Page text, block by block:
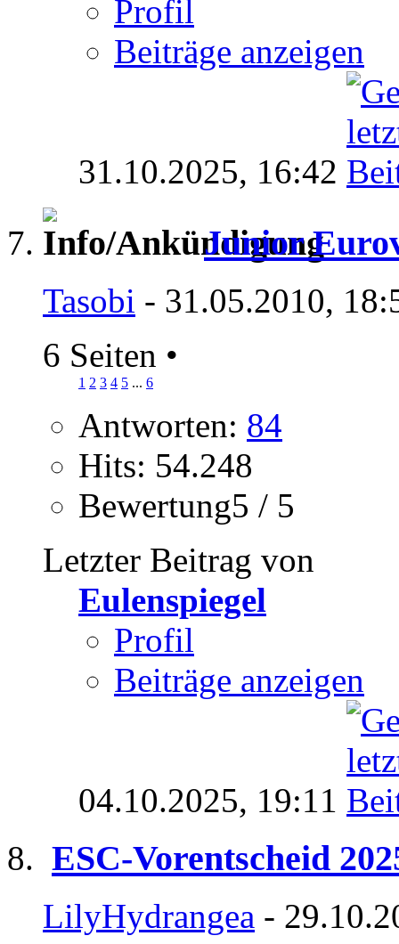
Profil
Beiträge anzeigen
31.10.2025, 16:42
Junior
Tasobi - 31.05.2010,
6 Seiten •
1 2 3 4 5 ... 6
Antworten: 84
Hits: 54.248
Bewertung5 / 5
Letzter Beitrag von
Eulenspiegel
Profil
Beiträge anzeigen
04.10.2025, 19:11
ESC-Vorentscheid
LilyHydrangea -